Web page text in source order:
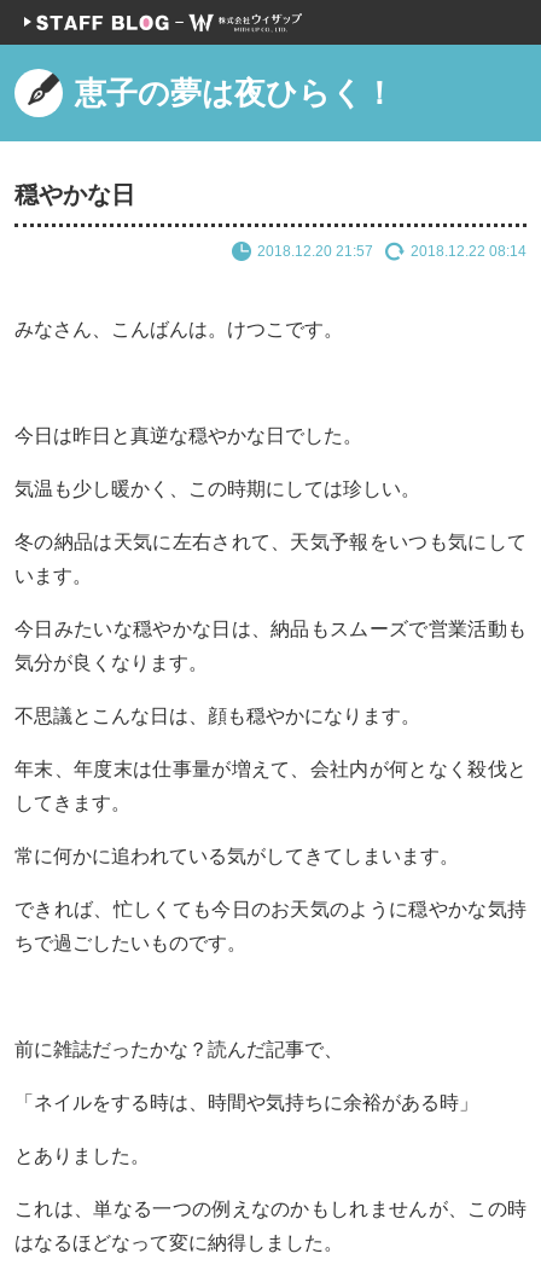
恵子の夢は夜ひらく！
穏やかな日
2018.12.20 21:57 2018.12.22 08:14
みなさん、こんばんは。けつこです。
今日は昨日と真逆な穏やかな日でした。
気温も少し暖かく、この時期にしては珍しい。
冬の納品は天気に左右されて、天気予報をいつも気にして
います。
今日みたいな穏やかな日は、納品もスムーズで営業活動も
気分が良くなります。
不思議とこんな日は、顔も穏やかになります。
年末、年度末は仕事量が増えて、会社内が何となく殺伐と
してきます。
常に何かに追われている気がしてきてしまいます。
できれば、忙しくても今日のお天気のように穏やかな気持
ちで過ごしたいものです。
前に雑誌だったかな？読んだ記事で、
「ネイルをする時は、時間や気持ちに余裕がある時」
とありました。
これは、単なる一つの例えなのかもしれませんが、この時
はなるほどなって変に納得しました。